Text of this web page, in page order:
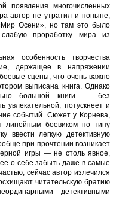
появления многочисленных
автор не утратил и поныне,
Осени», но там это было
проработку мира из
особенность творчества
держащее в напряжении
сцены, что очень важно
выписана книга. Однако
большой книги — без
увлекательной, потускнеет и
событий. Сюжет у Корнева,
линейным боевиком по типу
ввести легкую детективную
при прочтении возникает
игры — не столь явное,
о себе забыть даже в самые
сейчас автор излечился
читательскую братию
детективными